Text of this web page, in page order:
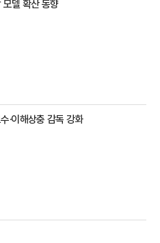
델 확산 동향
·이해상충 감독 강화